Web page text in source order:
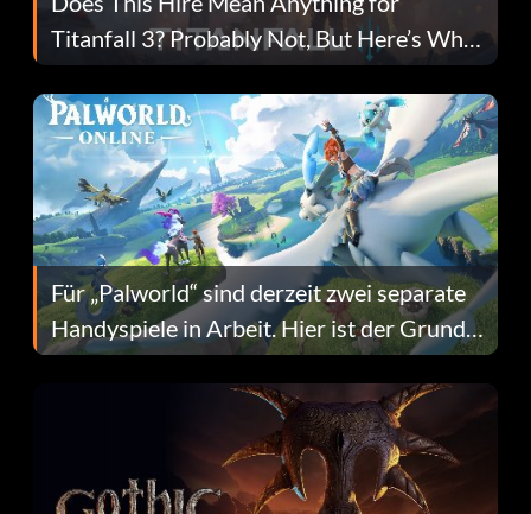
Titanfall 3? Probably Not, But Here’s Why
Fans Are Hopeful
Für „Palworld“ sind derzeit zwei separate
Handyspiele in Arbeit. Hier ist der Grund
dafür.